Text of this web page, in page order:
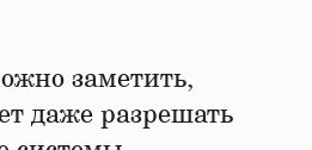
заметить,
даже разрешать